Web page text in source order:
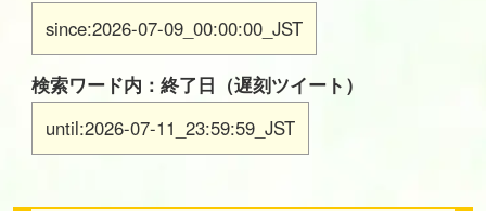
since:2026-07-09_00:00:00_JST
検索ワード内：終了日（遅刻ツイート）
until:2026-07-11_23:59:59_JST